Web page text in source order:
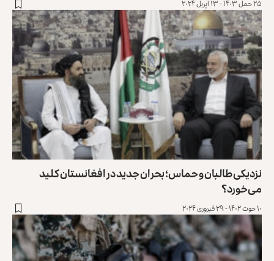
۲۵ حمل ۱۴۰۳ - ۱۳ اپریل ۲۰۲۴
نزدیکی طالبان و حماس؛ بحران جدید در افغانستان کلید
می‌خورد؟
۱۰ حوت ۱۴۰۲ - ۲۹ فبروری ۲۰۲۴